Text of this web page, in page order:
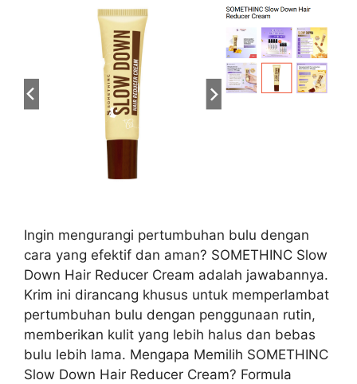
Ingin mengurangi pertumbuhan bulu dengan
cara yang efektif dan aman? SOMETHINC Slow
Down Hair Reducer Cream adalah jawabannya.
Krim ini dirancang khusus untuk memperlambat
pertumbuhan bulu dengan penggunaan rutin,
memberikan kulit yang lebih halus dan bebas
bulu lebih lama. Mengapa Memilih SOMETHINC
Slow Down Hair Reducer Cream? Formula